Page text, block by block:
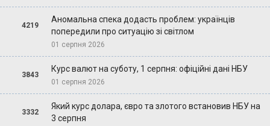
4219
Аномальна спека додасть проблем: українців
попередили про ситуацію зі світлом
01 серпня 2026
3843
Курс валют на суботу, 1 серпня: офіційні дані НБУ
01 серпня 2026
3332
Який курс долара, євро та злотого встановив НБУ на
3 серпня